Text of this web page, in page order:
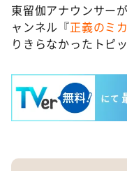
東留伽アナウンサー
ャンネル『正義のミ
りきらなかったトピ